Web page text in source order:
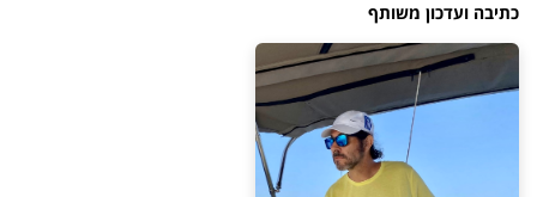
כתיבה ועדכון משותף